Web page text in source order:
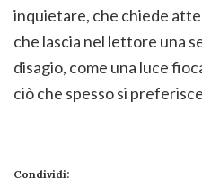
inquietare, che chiede
che lascia nel lettore una
disagio, come una luce
ciò che spesso si
Condividi: